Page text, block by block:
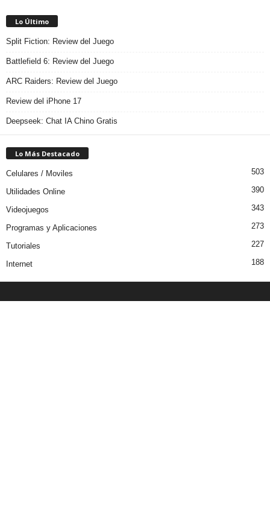
Lo Último
Split Fiction: Review del Juego
Battlefield 6: Review del Juego
ARC Raiders: Review del Juego
Review del iPhone 17
Deepseek: Chat IA Chino Gratis
Lo Más Destacado
Celulares / Moviles 503
Utilidades Online 390
Videojuegos 343
Programas y Aplicaciones 273
Tutoriales 227
Internet 188